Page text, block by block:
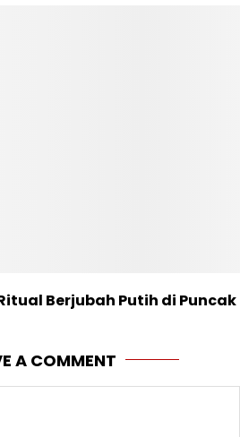
Berjubah Putih di Puncak
A COMMENT